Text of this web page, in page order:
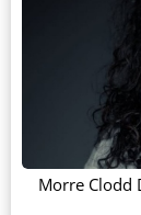
Morre Clodd